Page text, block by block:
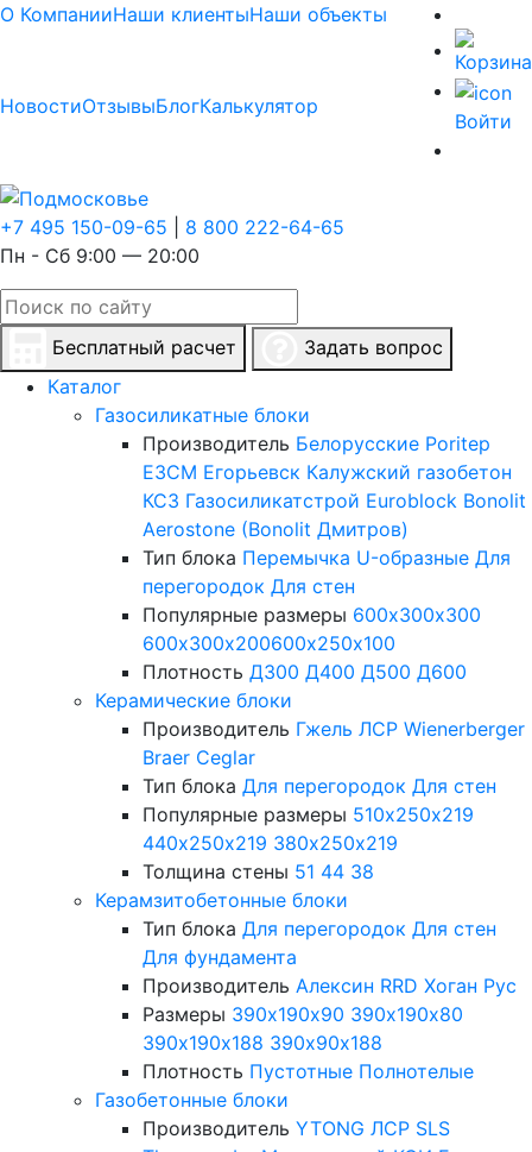
О КомпанииНаши клиентыНаши объекты
НовостиОтзывыБлогКалькулятор
Войти
+7 495 150-09-65
8 800 222-64-65
Пн - Сб 9:00 — 20:00
Бесплатный расчет
Задать вопрос
Каталог
Газосиликатные блоки
Производитель Белорусские Poritep
ЕЗСМ Егорьевск Калужский газобетон
КСЗ Газосиликатстрой Euroblock Bonolit
Aerostone (Bonolit Дмитров)
Тип блока Перемычка U-образные Для
перегородок Для стен
Популярные размеры 600х300х300
600х300х200600х250х100
Плотность Д300 Д400 Д500 Д600
Керамические блоки
Производитель Гжель ЛСР Wienerberger
Braer Ceglar
Тип блока Для перегородок Для стен
Популярные размеры 510х250х219
440х250х219 380х250х219
Толщина стены 51 44 38
Керамзитобетонные блоки
Тип блока Для перегородок Для стен
Для фундамента
Производитель Алексин RRD Хоган Рус
Размеры 390х190х90 390х190х80
390х190х188 390х90х188
Плотность Пустотные Полнотелые
Газобетонные блоки
Производитель YTONG ЛСР SLS